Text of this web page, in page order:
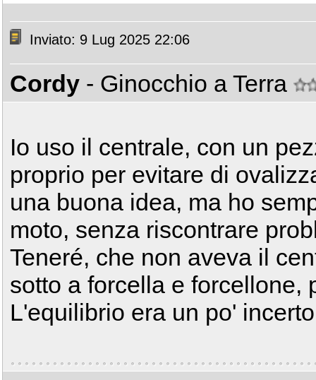
Inviato: 9 Lug 2025 22:06
Cordy - Ginocchio a Terra
Io uso il centrale, con un
proprio per evitare di
una buona idea, ma ho
moto, senza riscontrare
Teneré, che non aveva il
sotto a forcella e forcellone,
L'equilibrio era un po'